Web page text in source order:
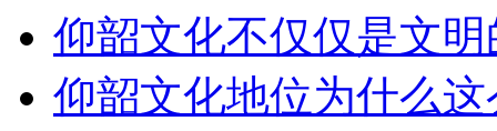
仰韶文化不仅仅是文
仰韶文化地位为什么